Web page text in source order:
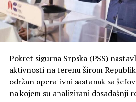
“Podizanje političkih tenzija i
nalazimo u izbornoj godini, a to
pritisak pojačava, da međusobni
onih drugih bivaju pojačani, a da
prikazati kao jedina brana i zaštitnik
nacionalnih interesa”, kaže
Marinko Božović iz SDS-a kaže da
veoma sporno djelovanje
Pokret sigurna Srpska (PSS)
aktivnosti na terenu širom
održan operativni sastanak sa
na kojem su analizirani dosadašnji